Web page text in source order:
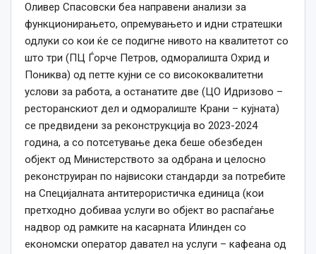
Оливер Спасовски беа направени анализи за
функционирањето, опремувањето и идни стратешки
одлуки со кои ќе се подигне нивото на квалитетот со
што три (ПЦ Ѓорче Петров, одморалишта Охрид и
Пониква) од петте кујни се со висококвалитетни
услови за работа, а останатите две (ЦО Идризово –
ресторанскиот дел и одморалиште Крани – кујната)
се предвидени за реконструкција во 2023-2024
година, а со потсетување дека беше обезбеден
објект од Министерството за одбрана и целосно
реконструиран по највисоки стандарди за потребите
на Специјалната антитерористичка единица (кои
претходно добиваа услуги во објект во распаѓање
надвор од рамките на касарната Илинден со
економски оператор давател на услуги – кафеана од